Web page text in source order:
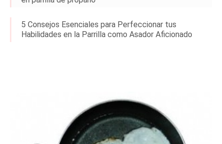
5 Consejos Esenciales para Perfeccionar tus
Habilidades en la Parrilla como Asador Aficionado